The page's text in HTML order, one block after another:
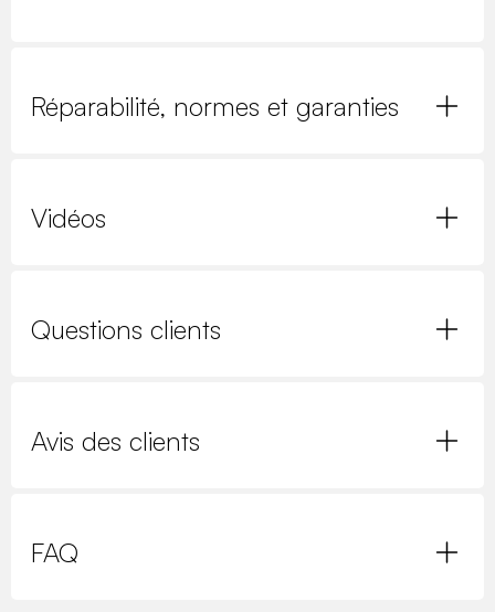
Réparabilité, normes et garanties
Vidéos
Questions clients
Avis des clients
FAQ